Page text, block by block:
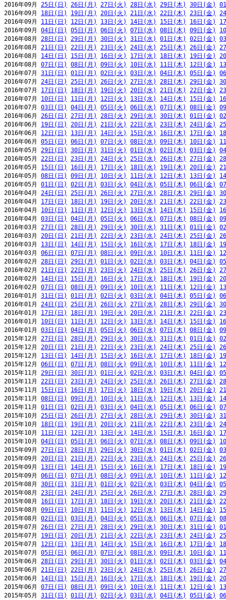
2016年09月 25日(日) 26日(月) 27日(火) 28日(水) 29日(木) 30日(金)
2016年09月 18日(日) 19日(月) 20日(火) 21日(水) 22日(木) 23日(金)
2016年09月 11日(日) 12日(月) 13日(火) 14日(水) 15日(木) 16日(金)
2016年09月 04日(日) 05日(月) 06日(火) 07日(水) 08日(木) 09日(金)
2016年08月 28日(日) 29日(月) 30日(火) 31日(水) 01日(木) 02日(金)
2016年08月 21日(日) 22日(月) 23日(火) 24日(水) 25日(木) 26日(金)
2016年08月 14日(日) 15日(月) 16日(火) 17日(水) 18日(木) 19日(金)
2016年08月 07日(日) 08日(月) 09日(火) 10日(水) 11日(木) 12日(金)
2016年07月 31日(日) 01日(月) 02日(火) 03日(水) 04日(木) 05日(金)
2016年07月 24日(日) 25日(月) 26日(火) 27日(水) 28日(木) 29日(金)
2016年07月 17日(日) 18日(月) 19日(火) 20日(水) 21日(木) 22日(金)
2016年07月 10日(日) 11日(月) 12日(火) 13日(水) 14日(木) 15日(金)
2016年07月 03日(日) 04日(月) 05日(火) 06日(水) 07日(木) 08日(金)
2016年06月 26日(日) 27日(月) 28日(火) 29日(水) 30日(木) 01日(金)
2016年06月 19日(日) 20日(月) 21日(火) 22日(水) 23日(木) 24日(金)
2016年06月 12日(日) 13日(月) 14日(火) 15日(水) 16日(木) 17日(金)
2016年06月 05日(日) 06日(月) 07日(火) 08日(水) 09日(木) 10日(金)
2016年05月 29日(日) 30日(月) 31日(火) 01日(水) 02日(木) 03日(金)
2016年05月 22日(日) 23日(月) 24日(火) 25日(水) 26日(木) 27日(金)
2016年05月 15日(日) 16日(月) 17日(火) 18日(水) 19日(木) 20日(金)
2016年05月 08日(日) 09日(月) 10日(火) 11日(水) 12日(木) 13日(金)
2016年05月 01日(日) 02日(月) 03日(火) 04日(水) 05日(木) 06日(金)
2016年04月 24日(日) 25日(月) 26日(火) 27日(水) 28日(木) 29日(金)
2016年04月 17日(日) 18日(月) 19日(火) 20日(水) 21日(木) 22日(金)
2016年04月 10日(日) 11日(月) 12日(火) 13日(水) 14日(木) 15日(金)
2016年04月 03日(日) 04日(月) 05日(火) 06日(水) 07日(木) 08日(金)
2016年03月 27日(日) 28日(月) 29日(火) 30日(水) 31日(木) 01日(金)
2016年03月 20日(日) 21日(月) 22日(火) 23日(水) 24日(木) 25日(金)
2016年03月 13日(日) 14日(月) 15日(火) 16日(水) 17日(木) 18日(金)
2016年03月 06日(日) 07日(月) 08日(火) 09日(水) 10日(木) 11日(金)
2016年02月 28日(日) 29日(月) 01日(火) 02日(水) 03日(木) 04日(金)
2016年02月 21日(日) 22日(月) 23日(火) 24日(水) 25日(木) 26日(金)
2016年02月 14日(日) 15日(月) 16日(火) 17日(水) 18日(木) 19日(金)
2016年02月 07日(日) 08日(月) 09日(火) 10日(水) 11日(木) 12日(金)
2016年01月 31日(日) 01日(月) 02日(火) 03日(水) 04日(木) 05日(金)
2016年01月 24日(日) 25日(月) 26日(火) 27日(水) 28日(木) 29日(金)
2016年01月 17日(日) 18日(月) 19日(火) 20日(水) 21日(木) 22日(金)
2016年01月 10日(日) 11日(月) 12日(火) 13日(水) 14日(木) 15日(金)
2016年01月 03日(日) 04日(月) 05日(火) 06日(水) 07日(木) 08日(金)
2015年12月 27日(日) 28日(月) 29日(火) 30日(水) 31日(木) 01日(金)
2015年12月 20日(日) 21日(月) 22日(火) 23日(水) 24日(木) 25日(金)
2015年12月 13日(日) 14日(月) 15日(火) 16日(水) 17日(木) 18日(金)
2015年12月 06日(日) 07日(月) 08日(火) 09日(水) 10日(木) 11日(金)
2015年11月 29日(日) 30日(月) 01日(火) 02日(水) 03日(木) 04日(金)
2015年11月 22日(日) 23日(月) 24日(火) 25日(水) 26日(木) 27日(金)
2015年11月 15日(日) 16日(月) 17日(火) 18日(水) 19日(木) 20日(金)
2015年11月 08日(日) 09日(月) 10日(火) 11日(水) 12日(木) 13日(金)
2015年11月 01日(日) 02日(月) 03日(火) 04日(水) 05日(木) 06日(金)
2015年10月 25日(日) 26日(月) 27日(火) 28日(水) 29日(木) 30日(金)
2015年10月 18日(日) 19日(月) 20日(火) 21日(水) 22日(木) 23日(金)
2015年10月 11日(日) 12日(月) 13日(火) 14日(水) 15日(木) 16日(金)
2015年10月 04日(日) 05日(月) 06日(火) 07日(水) 08日(木) 09日(金)
2015年09月 27日(日) 28日(月) 29日(火) 30日(水) 01日(木) 02日(金)
2015年09月 20日(日) 21日(月) 22日(火) 23日(水) 24日(木) 25日(金)
2015年09月 13日(日) 14日(月) 15日(火) 16日(水) 17日(木) 18日(金)
2015年09月 06日(日) 07日(月) 08日(火) 09日(水) 10日(木) 11日(金)
2015年08月 30日(日) 31日(月) 01日(火) 02日(水) 03日(木) 04日(金)
2015年08月 23日(日) 24日(月) 25日(火) 26日(水) 27日(木) 28日(金)
2015年08月 16日(日) 17日(月) 18日(火) 19日(水) 20日(木) 21日(金)
2015年08月 09日(日) 10日(月) 11日(火) 12日(水) 13日(木) 14日(金)
2015年08月 02日(日) 03日(月) 04日(火) 05日(水) 06日(木) 07日(金)
2015年07月 26日(日) 27日(月) 28日(火) 29日(水) 30日(木) 31日(金)
2015年07月 19日(日) 20日(月) 21日(火) 22日(水) 23日(木) 24日(金)
2015年07月 12日(日) 13日(月) 14日(火) 15日(水) 16日(木) 17日(金)
2015年07月 05日(日) 06日(月) 07日(火) 08日(水) 09日(木) 10日(金)
2015年06月 28日(日) 29日(月) 30日(火) 01日(水) 02日(木) 03日(金)
2015年06月 21日(日) 22日(月) 23日(火) 24日(水) 25日(木) 26日(金)
2015年06月 14日(日) 15日(月) 16日(火) 17日(水) 18日(木) 19日(金)
2015年06月 07日(日) 08日(月) 09日(火) 10日(水) 11日(木) 12日(金)
2015年05月 31日(日) 01日(月) 02日(火) 03日(水) 04日(木) 05日(金)